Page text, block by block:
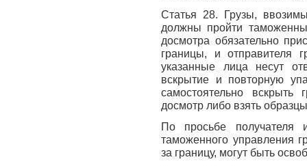
Статья 28. Грузы,
должны пройти
досмотра обязательно
границы, и отправителя
указанные лица несут
вскрытие и повторную
самостоятельно
досмотр либо взять
По просьбе получателя
таможенного управления
за границу, могут быть